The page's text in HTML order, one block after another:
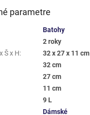
parametre
Batohy
2 roky
Š x H:
32 x 27 x 11 cm
32 cm
27 cm
11 cm
9 L
Dámské